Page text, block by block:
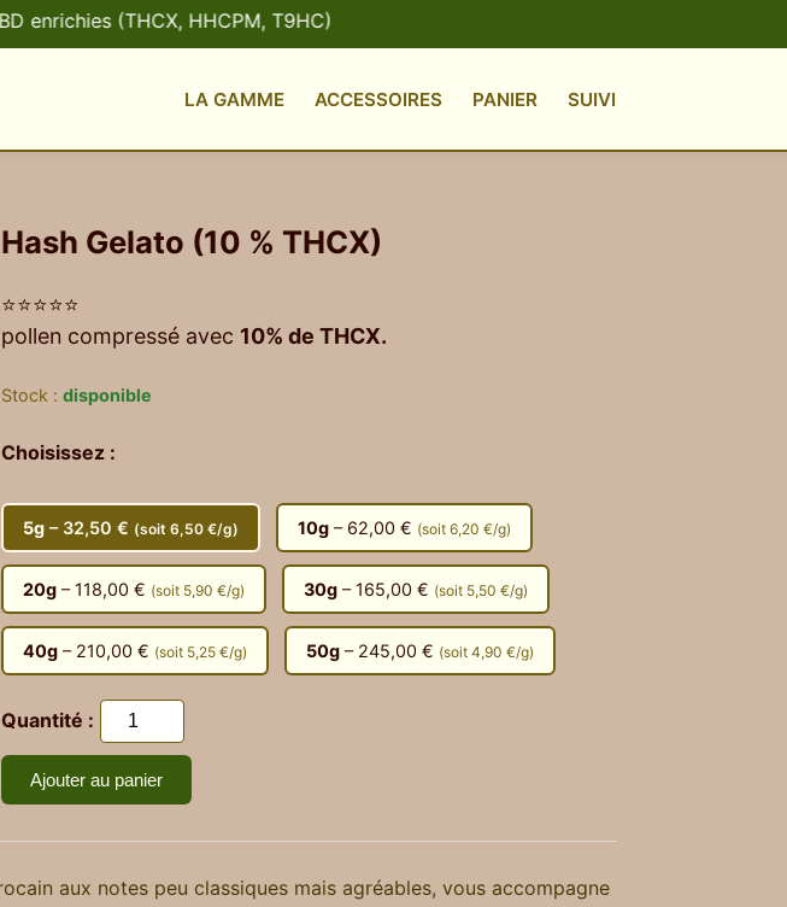
HHCPM, T9HC)
LA GAMME ACCESSOIRES PANIER SUIVI
Hash Gelato (10 % THCX)
⭐⭐⭐⭐⭐
pollen compressé avec 10% de THCX.
Stock : disponible
Choisissez :
5g – 32,50 € (soit 6,50 €/g) 10g – 62,00 € (soit 6,20 €/g)
20g – 118,00 € (soit 5,90 €/g) 30g – 165,00 € (soit 5,50 €/g)
40g – 210,00 € (soit 5,25 €/g) 50g – 245,00 € (soit 4,90 €/g)
Quantité :
Ajouter au panier
aux notes peu classiques mais agréables, vous accompagne